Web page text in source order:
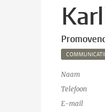
Naam
Telefoon
E-mail